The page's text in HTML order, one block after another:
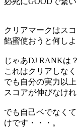
クリアマークはス
餡蜜使おうと何し
じゃあDJ RANKは？
これはクリアしな
でも自分の実力以
スコアが伸びなけ
でも自己ベでなく
けです・・・。